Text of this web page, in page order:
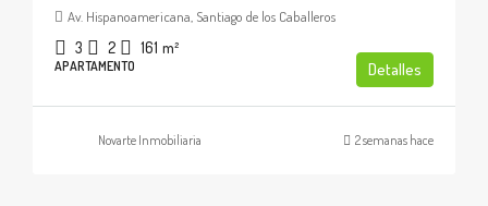
Av. Hispanoamericana, Santiago de los Caballeros
3 2 161 m²
APARTAMENTO Detalles
Novarte Inmobiliaria 2 semanas hace